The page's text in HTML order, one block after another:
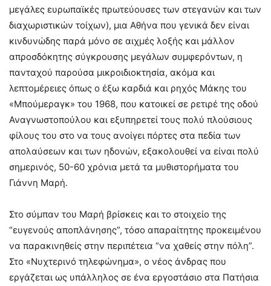
μεγάλες ευρωπαϊκές πρωτεύουσες των στεγανών και των
διαχωριστικών τοίχων), μια Αθήνα που γενικά δεν είναι
κινδυνώδης παρά μόνο σε αιχμές λοξής και μάλλον
απροσδόκητης σύγκρουσης μεγάλων συμφερόντων, η
πανταχού παρούσα μικροιδιοκτησία, ακόμα και
λεπτομέρειες όπως ο έξω καρδιά και ρηχός Μάκης του
«Μπούμεραγκ» του 1968, που κατοικεί σε ρετιρέ της οδού
Αναγνωστοπούλου και εξυπηρετεί τους πολύ πλούσιους
φίλους του στο να τους ανοίγει πόρτες στα πεδία των
απολαύσεων και των ηδονών, εξακολουθεί να είναι πολύ
σημερινός, 50-60 χρόνια μετά τα μυθιστορήματα του
Γιάννη Μαρή.
Στο σύμπαν του Μαρή βρίσκεις και το στοιχείο της
“ευγενούς αποπλάνησης”, τόσο απαραίτητης προκειμένου
να παρακινηθείς στην περιπέτεια “να χαθείς στην πόλη”.
Στο «Νυχτερινό τηλεφώνημα», ο νέος άνδρας που
εργάζεται ως υπάλληλος σε ένα εργοστάσιο στα Πατήσια